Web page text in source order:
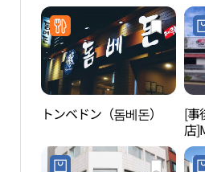
トンベドン（돔베돈）
[事
店
ロ
店(